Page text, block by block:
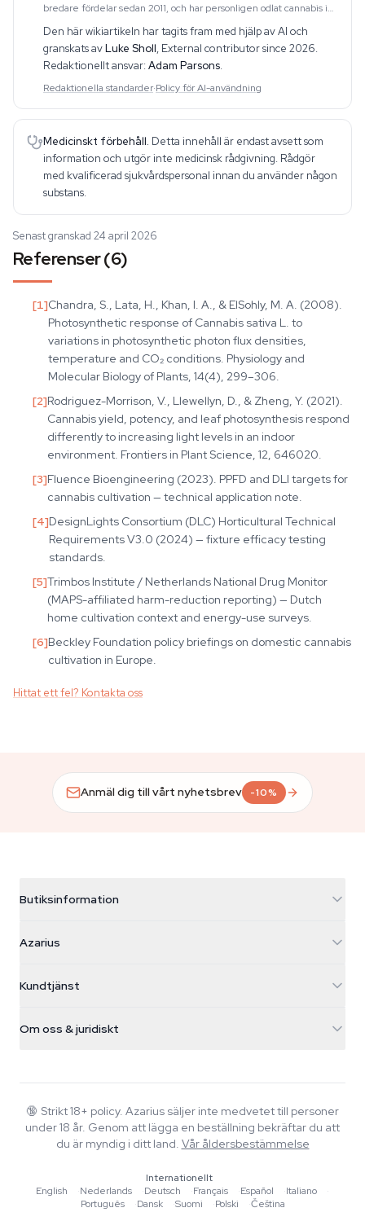
bredare fördelar sedan 2011, och har personligen odlat cannabis i
förstahandserfarenheten av odling — som spänner
Den här wikiartikeln har tagits fram med hjälp av AI och
granskats avLuke Sholl, External contributor since 2026.
Redaktionellt ansvar: Adam Parsons.
Redaktionella standarder·Policy för AI-användning
Medicinskt förbehåll. Detta innehåll är endast avsett som
information och utgör inte medicinsk rådgivning. Rådgör
med kvalificerad sjukvårdspersonal innan du använder någon
substans.
Senast granskad 24 april 2026
Referenser (6)
[1]Chandra, S., Lata, H., Khan, I. A., & ElSohly, M. A. (2008).
Photosynthetic response of Cannabis sativa L. to
variations in photosynthetic photon flux densities,
temperature and CO₂ conditions. Physiology and
Molecular Biology of Plants, 14(4), 299–306.
[2]Rodriguez-Morrison, V., Llewellyn, D., & Zheng, Y. (2021).
Cannabis yield, potency, and leaf photosynthesis respond
differently to increasing light levels in an indoor
environment. Frontiers in Plant Science, 12, 646020.
[3]Fluence Bioengineering (2023). PPFD and DLI targets for
cannabis cultivation — technical application note.
[4]DesignLights Consortium (DLC) Horticultural Technical
Requirements V3.0 (2024) — fixture efficacy testing
standards.
[5]Trimbos Institute / Netherlands National Drug Monitor
(MAPS-affiliated harm-reduction reporting) — Dutch
home cultivation context and energy-use surveys.
[6]Beckley Foundation policy briefings on domestic cannabis
cultivation in Europe.
Hittat ett fel? Kontakta oss
Anmäl dig till vårt nyhetsbrev -10%
Butiksinformation
Galvaniweg 11
Nederland
+31(0)204897914
Azarius
Magiska svampar
Smokeshop
Kundtjänst
Returpolicy
Vanliga frågor
Integritetspolicy
Om oss & juridiskt
Wiki
Blog
Musik
Redaktionella standarder
Verktyg & Kalkylatorer
🔞 Strikt 18+ policy. Azarius säljer inte medvetet till personer
under 18 år. Genom att lägga en beställning bekräftar du att
du är myndig i ditt land. Vår åldersbestämmelse
Internationellt
English
·Nederlands ·Deutsch ·Français ·Español ·Italiano
·
Português
·Dansk ·Suomi ·Polski ·Čeština